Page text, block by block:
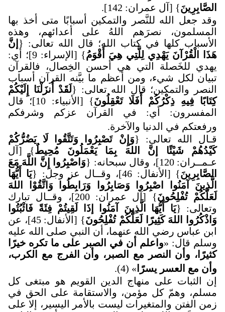
الصَّابِرِينَ} [آل عمران: 142]
.
وقد جعل الله للنَّصر والتمكين أسبابًا متى أخذ بها
المسلمون، نصرَهم اللهُ على أعدائهم، وهذه
الأسباب كلها في كتاب الله؛ قال الله تعالى: { إنَّ
هَذَا الْقُرْآنَ يَهْدِي لِلَّتِي هِيَ أَقْوَمُ
} [الإسراء: 9]؛ أي:
يهدي للخَصلة التي هي أحسن الخِصال، فالقرآن
تبيان لكل شيء، ومن أعظم ما بيَّنه القرآن أسباب
النصر والتمكين؛ قال الله تعالى: {لَقَدْ أَنزَلْنَا إِلَيْكُمْ
كِتَابًا فِيهِ ذِكْرُكُمْ أَفَلَا تَعْقِلُونَ
} [الأنبياء: 10]؛ قال
المفسرون: أي: في القرآن عزكم وشرفكم
ورفعتكم في الدنيا والآخرة.
قـال الله تعالى: {وَإِنْ تَصْبِرُوا وَتَتَّقُوا لَا يَضُرُّكُمْ
كَيْدُهُمْ شَيْئًا إنَّ اللهَ بِمَا يَعْمَلُونَ مُحِيطٌ} [آل
عـمــران: 120]، وقال سبحانه: {
وَاصْبِرُوا إِنَّ اللَّهَ مَعَ
الصَّابِرِينَ} [الأنفال: 46]، وقــال عز وجل: {
يَا أَيُّهَا
الَّذِينَ آمَنُوا اصْبِرُوا وَصَابِرُوا وَرَابِطُوا وَاتَّقُوْا اللهَ
لَعَلَّكُمْ تُفْلِحُونَ
} [آل عمران: 200]، وقــال تبارك
وتعالى: {يَا أَيُّهَا الَّذِينَ آمَنُوا إذَا لَقِيتُمْ فِئَةً فَاثْبُتُوا
وَاذْكُرُوا اللهَ كَثِيرًا لَعَلَّكُمْ تُفْلِحُونَ
} [الأنفال: 45]، عن
ابن عباس رضي الله عنهما، أن النبي صلى الله عليه
وسلم قال: «واعلم أن في الصبر على ما تكره خيرًا
كثيرًا، وأن النصر مع الصبر، وأن الفرج مع الكرب،
وأن مع العسر يسرًا » (4)
.
إن الثبات على منهاج الدين القويم هو مبتغى كل
مسلم، وهمّ كل مؤمن، والاستقامة على الحق في
زمن الفتن والمتغيرات ليست بالأمر اليسير، إلا على